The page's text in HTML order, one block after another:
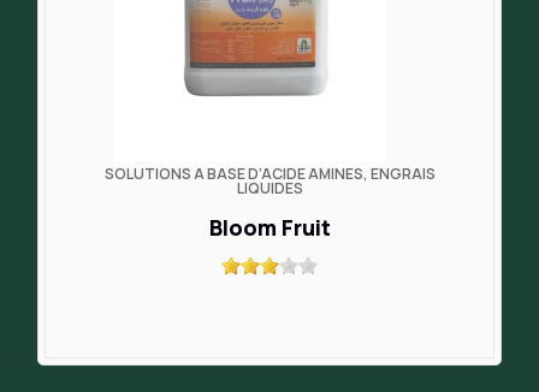
SOLUTIONS À BASE D’ACIDE AMINÉS, ENGRAIS
LIQUIDES
Bloom Fruit